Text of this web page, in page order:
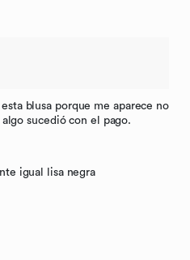
blusa porque me aparece no
sucedió con el pago.
igual lisa negra